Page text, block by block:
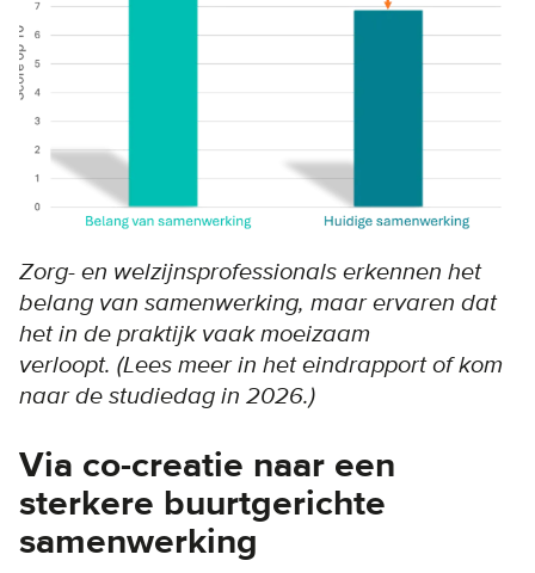
Zorg- en welzijnsprofessionals erkennen het
belang van samenwerking, maar ervaren dat
het in de praktijk vaak moeizaam
verloopt. (Lees meer in het eindrapport of kom
naar de studiedag in 2026.)
Via co-creatie naar een
sterkere buurtgerichte
samenwerking